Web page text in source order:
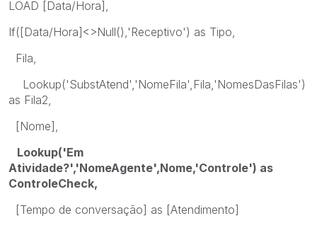
LOAD [Data/Hora],
If([Data/Hora]<>Null(),'Receptivo') as Tipo,
Fila,
Lookup('SubstAtend','NomeFila',Fila,'NomesDasFilas')
as Fila2,
[Nome],
Lookup('Em
Atividade?','NomeAgente',Nome,'Controle') as
ControleCheck,
[Tempo de conversação] as [Atendimento]